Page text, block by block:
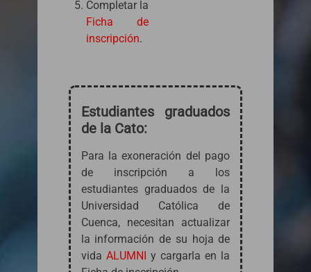
Completar la
Ficha de
inscripción.
Estudiantes graduados
de la Cato:
Para la exoneración del pago
de inscripción a los
estudiantes graduados de la
Universidad Católica de
Cuenca, necesitan actualizar
la información de su hoja de
vida ALUMNI y cargarla en la